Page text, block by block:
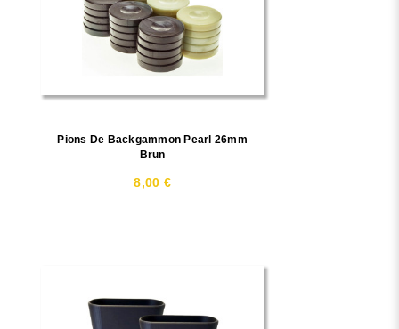
Pions De Backgammon Pearl 26mm
Brun
8,00 €